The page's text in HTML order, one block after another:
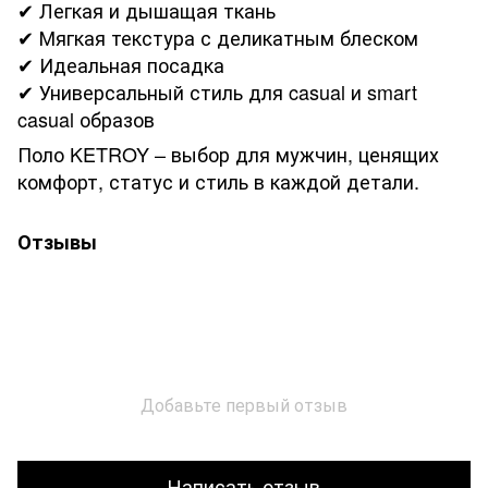
✔ Легкая и дышащая ткань
✔ Мягкая текстура с деликатным блеском
✔ Идеальная посадка
✔ Универсальный стиль для casual и smart
casual образов
Поло KETROY – выбор для мужчин, ценящих
комфорт, статус и стиль в каждой детали.
Отзывы
Добавьте первый отзыв